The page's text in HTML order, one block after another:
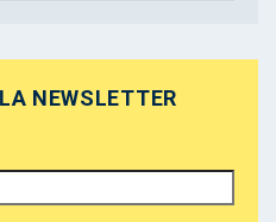
NEWSLETTER